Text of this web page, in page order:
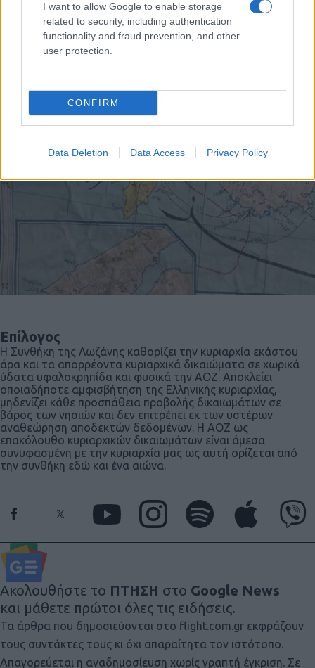
I want to allow Google to enable storage
related to security, including authentication
functionality and fraud prevention, and other
user protection.
CONFIRM
Data Deletion Data Access Privacy Policy
Επίλογος
Η Συνθήκη της Λωζάνης καθορίζει την κυριαρχία εκάστου
άρα και τα απορρέοντα κυριαρχικά δικαιώματα σε χωρικά
ύδατα υφαλοκρηπίδα και φυσικά την ΑΟΖ. Αποκλείει
οποιαδήποτε αμφισβήτηση της Ελληνικής κυριαρχίας,
μηδενίζει κάθε προσπάθεια προβολής δικαιωμάτων σε
βάρος των νησιών και δεν επιτρέπει εκ των υστέρων
αναθεώρηση αποδεκτών δεδομένων. Η ΑΟΖ ως
επακόλουθο κυριαρχικών δικαιωμάτων είναι άμεσα
συνυφασμένη με την κυριαρχία μας ως αυτή ορίζεται από
την συνθήκη εδώ και ένα αιώνα.
Ακολουθήστε το ΠΤΗΣΗ στο Google News
και μάθετε πρώτοι όλες τις ειδήσεις.
Τα άρθρα που δημοσιεύονται στο flight.com.gr εκφράζουν
τους συντάκτες τους κι όχι απαραίτητα τον ιστότοπο.
Απαγορεύεται η αναδημοσίευση χωρίς γραπτή έγκριση. Σε